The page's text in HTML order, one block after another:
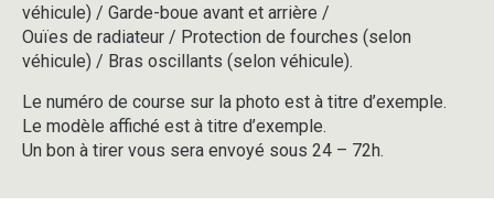
véhicule) / Garde-boue avant et arrière /
Ouïes de radiateur / Protection de fourches (selon
véhicule) / Bras oscillants (selon véhicule).
Le numéro de course sur la photo est à titre d’exemple.
Le modèle affiché est à titre d’exemple.
Un bon à tirer vous sera envoyé sous 24 – 72h.